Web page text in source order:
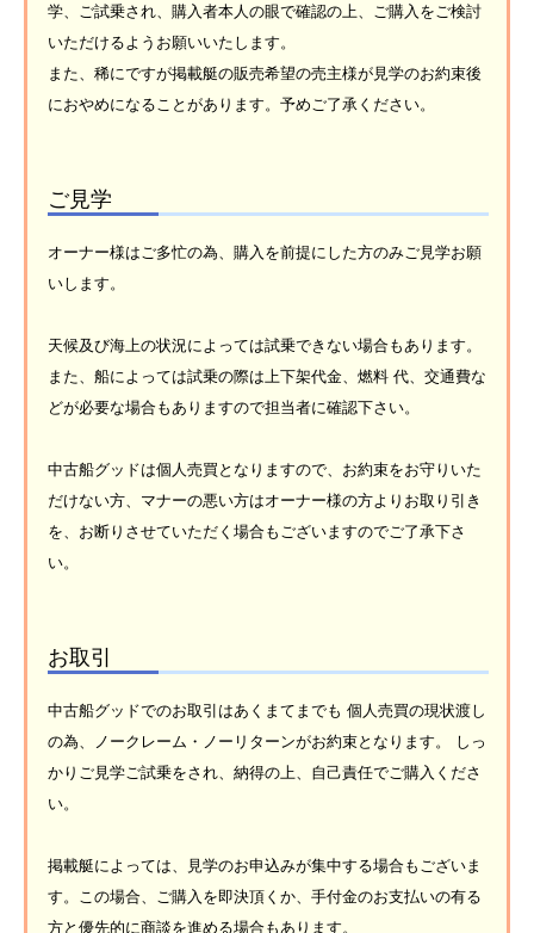
学、ご試乗され、購入者本人の眼で確認の上、ご購入をご検討
いただけるようお願いいたします。
また、稀にですが掲載艇の販売希望の売主様が見学のお約束後
におやめになることがあります。予めご了承ください。
ご見学
オーナー様はご多忙の為、購入を前提にした方のみご見学お願
いします。
天候及び海上の状況によっては試乗できない場合もあります。
また、船によっては試乗の際は上下架代金、燃料 代、交通費な
どが必要な場合もありますので担当者に確認下さい。
中古船グッドは個人売買となりますので、お約束をお守りいた
だけない方、マナーの悪い方はオーナー様の方よりお取り引き
を、お断りさせていただく場合もございますのでご了承下さ
い。
お取引
中古船グッドでのお取引はあくまてまでも 個人売買の現状渡し
の為、ノークレーム・ノーリターンがお約束となります。 しっ
かりご見学ご試乗をされ、納得の上、自己責任でご購入くださ
い。
掲載艇によっては、見学のお申込みが集中する場合もございま
す。この場合、ご購入を即決頂くか、手付金のお支払いの有る
方と優先的に商談を進める場合もあります。